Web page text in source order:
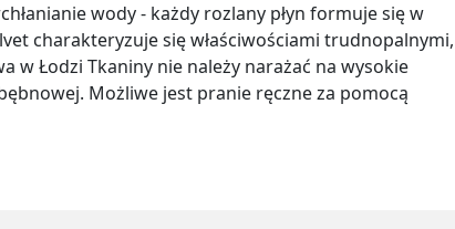
wody - każdy rozlany płyn formuje się w
charakteryzuje się właściwościami trudnopalnymi,
w Łodzi Tkaniny nie należy narażać na wysokie
Możliwe jest pranie ręczne za pomocą